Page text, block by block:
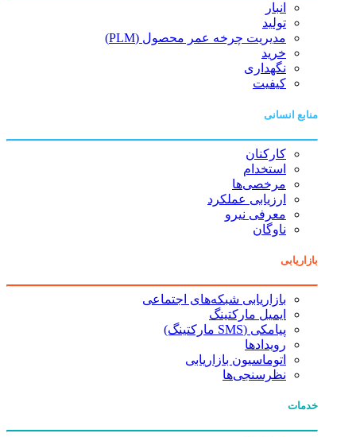
انبار
تولید
مدیریت چرخه عمر محصول (PLM)
خرید
نگهداری
کیفیت
منابع انسانی
کارکنان
استخدام
مرخصی‌ها
ارزیابی عملکرد
معرفی نیرو
ناوگان
بازاریابی
بازاریابی شبکه‌های اجتماعی
ایمیل مارکتینگ
پیامکی (SMS مارکتینگ)
رویدادها
اتوماسیون بازاریابی
نظرسنجی‌ها
خدمات